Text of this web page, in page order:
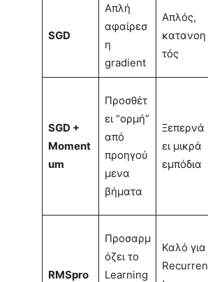
SGD
Απλή
αφαίρεσ
η
gradient
Απλός,
κατανοη
τός
SGD +
Moment
um
Προσθέτ
ει “ορμή”
από
προηγού
μενα
βήματα
Ξεπερνά
ει μικρά
εμπόδια
RMSpro
Προσαρμ
όζει το
Learning
Καλό για
Recurren